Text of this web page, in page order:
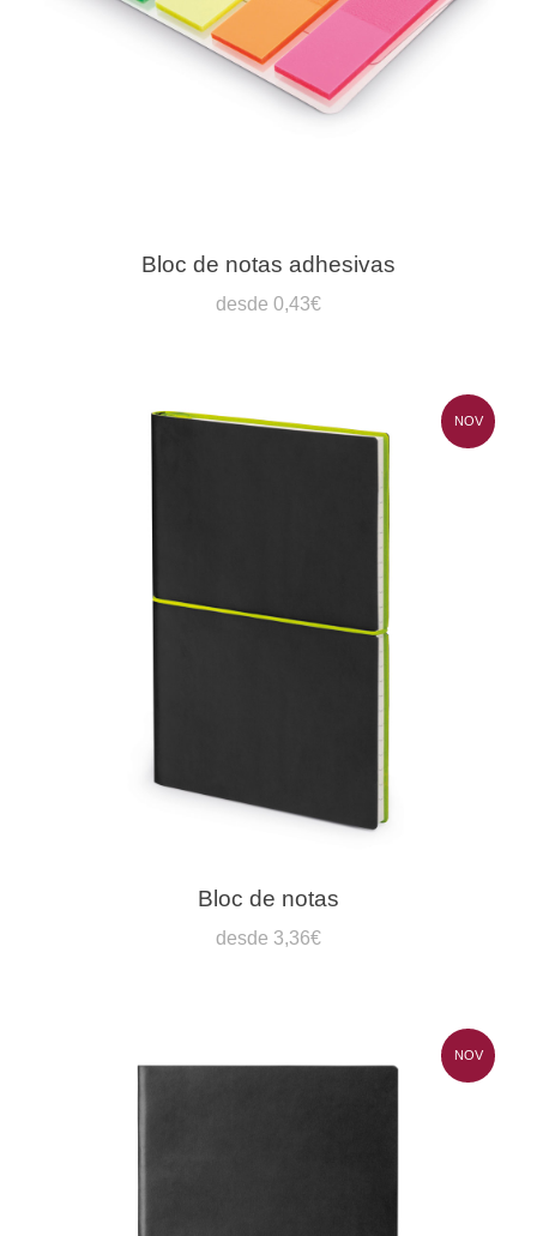
Bloc de notas adhesivas
desde 0,43€
NOV
Bloc de notas
desde 3,36€
NOV